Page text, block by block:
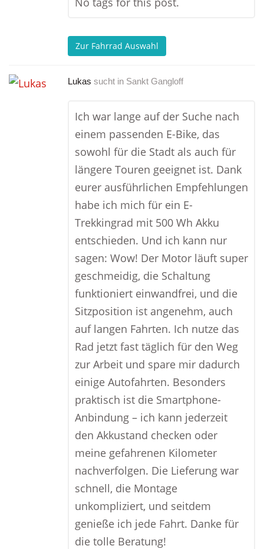
Zur Fahrrad Auswahl
Lukas sucht in Sankt Gangloff
Ich war lange auf der Suche nach
einem passenden E-Bike, das
sowohl für die Stadt als auch für
längere Touren geeignet ist. Dank
eurer ausführlichen Empfehlungen
habe ich mich für ein E-
Trekkingrad mit 500 Wh Akku
entschieden. Und ich kann nur
sagen: Wow! Der Motor läuft super
geschmeidig, die Schaltung
funktioniert einwandfrei, und die
Sitzposition ist angenehm, auch
auf langen Fahrten. Ich nutze das
Rad jetzt fast täglich für den Weg
zur Arbeit und spare mir dadurch
einige Autofahrten. Besonders
praktisch ist die Smartphone-
Anbindung – ich kann jederzeit
den Akkustand checken oder
meine gefahrenen Kilometer
nachverfolgen. Die Lieferung war
schnell, die Montage
unkompliziert, und seitdem
genieße ich jede Fahrt. Danke für
die tolle Beratung!